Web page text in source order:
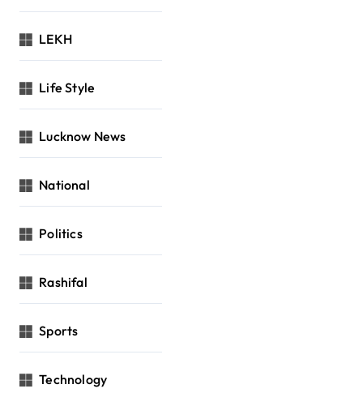
LEKH
Life Style
Lucknow News
National
Politics
Rashifal
Sports
Technology